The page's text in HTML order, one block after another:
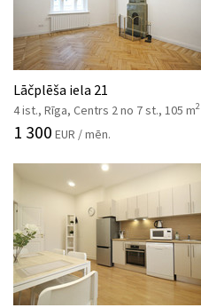
Lāčplēša iela 21
4 ist., Rīga, Centrs 2 no 7 st., 105 m2
1 300 EUR / mēn.